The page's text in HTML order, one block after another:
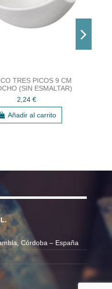
TRES PICOS 9 CM
(SIN ESMALTAR)
2,24 €
Añadir al carrito
Córdoba – España